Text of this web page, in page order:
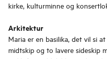
kirke, kulturminne og
Arkitektur
Maria er en basilika, det vil si
midtskip og to lavere sideskip